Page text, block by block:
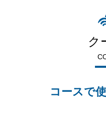
ク
コースで